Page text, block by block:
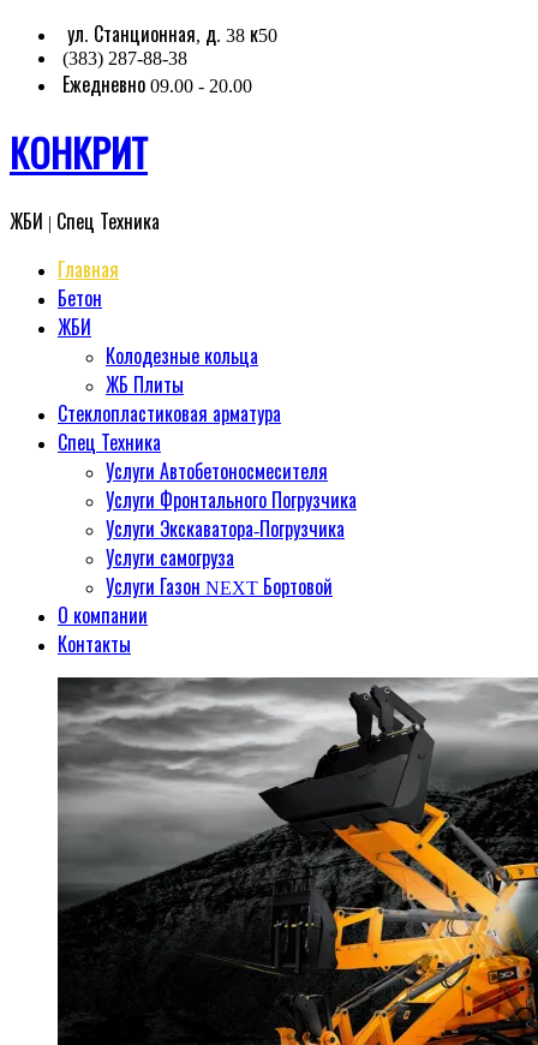
Перейти
содержимому
ул. Станционная, д. 38 к50
(383) 287-88-38
Ежедневно 09.00 - 20.00
КОНКРИТ
ЖБИ | Спец Техника
Главная
Бетон
ЖБИ
Колодезные кольца
ЖБ Плиты
Стеклопластиковая арматура
Спец Техника
Услуги Автобетоносмесителя
Услуги Фронтального Погрузчика
Услуги Экскаватора-Погрузчика
Услуги самогруза
Услуги Газон NEXT Бортовой
О компании
Контакты